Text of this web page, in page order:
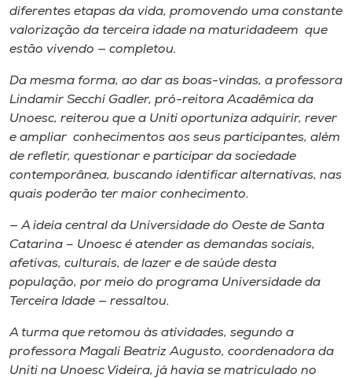
diferentes etapas da vida, promovendo uma constante
valorização da terceira idade na maturidadeem que
estão vivendo — completou.
Da mesma forma, ao dar as boas-vindas, a professora
Lindamir Secchi Gadler, pró-reitora Acadêmica da
Unoesc, reiterou que a Uniti oportuniza adquirir, rever
e ampliar conhecimentos aos seus participantes, além
de refletir, questionar e participar da sociedade
contemporânea, buscando identificar alternativas, nas
quais poderão ter maior conhecimento.
— A ideia central da Universidade do Oeste de Santa
Catarina – Unoesc é atender as demandas sociais,
afetivas, culturais, de lazer e de saúde desta
população, por meio do programa Universidade da
Terceira Idade — ressaltou.
A turma que retomou às atividades, segundo a
professora Magali Beatriz Augusto, coordenadora da
Uniti na Unoesc Videira, já havia se matriculado no